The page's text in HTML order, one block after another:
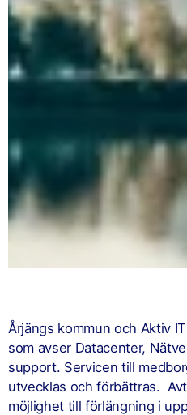
Årjängs kommun och Aktiv
som avser Datacenter,
support. Servicen till
utvecklas och förbättras.
möjlighet till förlängning i